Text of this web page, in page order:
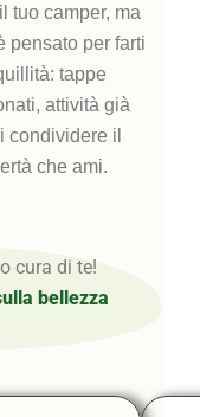
tuo camper, ma
pensato per farti
tappe
attività già
condividere il
che ami.
cura di te!
bellezza